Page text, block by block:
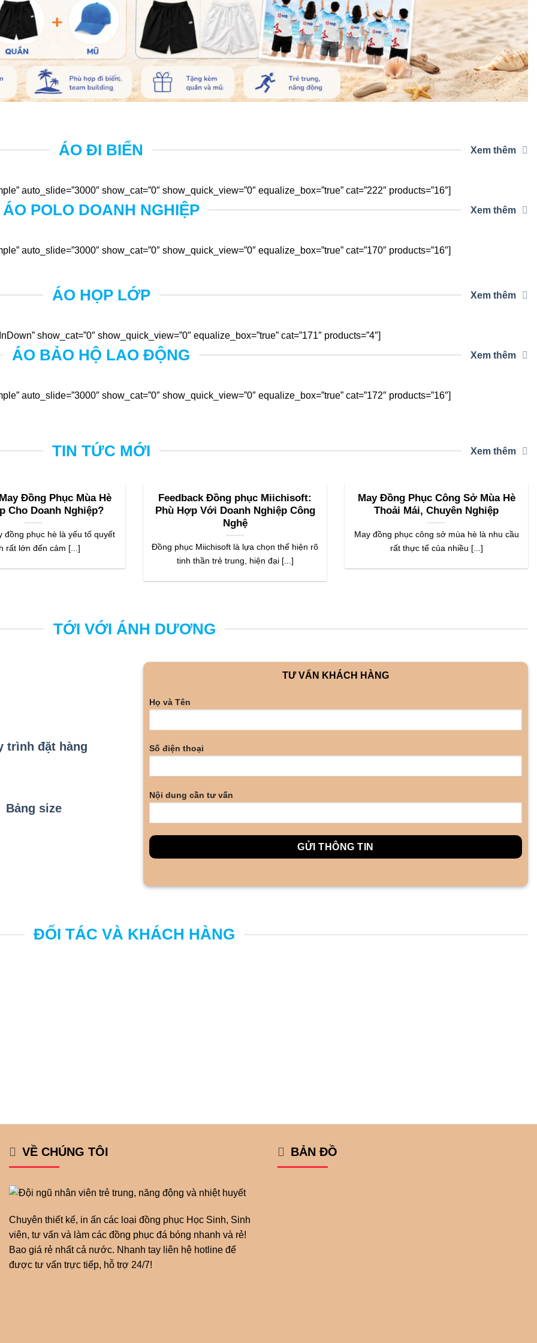
ÁO ĐI BIỂN Xem thêm
auto_slide=”3000″ show_cat=”0″ show_quick_view=”0″ equalize_box=”true” cat=”222″ products=”16″]
ÁO POLO DOANH NGHIỆP Xem thêm
auto_slide=”3000″ show_cat=”0″ show_quick_view=”0″ equalize_box=”true” cat=”170″ products=”16″]
ÁO HỌP LỚP Xem thêm
show_cat=”0″ show_quick_view=”0″ equalize_box=”true” cat=”171″ products=”4″]
ÁO BẢO HỘ LAO ĐỘNG Xem thêm
auto_slide=”3000″ show_cat=”0″ show_quick_view=”0″ equalize_box=”true” cat=”172″ products=”16″]
TIN TỨC MỚI Xem thêm
Đồng Phục Mùa Hè
Cho Doanh Nghiệp?
đồng phục hè là yếu tố quyết
rất lớn đến cảm [...]
Feedback Đồng phục Miichisoft:
Phù Hợp Với Doanh Nghiệp Công
Nghệ
Đồng phục Miichisoft là lựa chọn thể hiện rõ
tinh thần trẻ trung, hiện đại [...]
May Đồng Phục Công Sở Mùa Hè
Thoải Mái, Chuyên Nghiệp
May đồng phục công sở mùa hè là nhu cầu
rất thực tế của nhiều [...]
TỚI VỚI ÁNH DƯƠNG
trình đặt hàng
Bảng size
TƯ VẤN KHÁCH HÀNG
Họ và Tên
Số điện thoại
Nội dung cần tư vấn
ĐỐI TÁC VÀ KHÁCH HÀNG
VỀ CHÚNG TÔI
Chuyên thiết kế, in ấn các loại đồng phục Học Sinh, Sinh
viên, tư vấn và làm các đồng phục đá bóng nhanh và rẻ!
Bao giá rẻ nhất cả nước. Nhanh tay liên hệ hotline để
được tư vấn trực tiếp, hỗ trợ 24/7!
BẢN ĐỒ